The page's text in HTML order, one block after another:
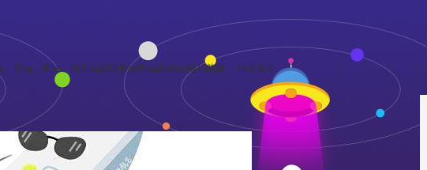
柴油、原油、润滑油及煤焦油等油品)的运输和储藏。-绿茵体育